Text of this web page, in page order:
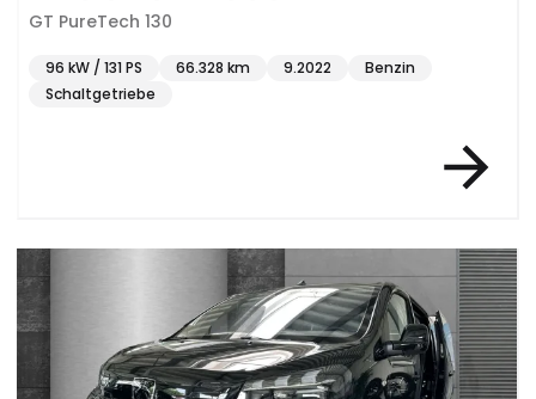
GT PureTech 130
96 kW / 131 PS 66.328 km 9.2022
Benzin
Schaltgetriebe